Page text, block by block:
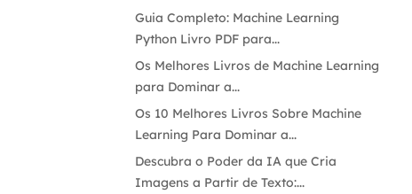
Guia Completo: Machine Learning
Python Livro PDF para...
Os Melhores Livros de Machine Learning
para Dominar a...
Os 10 Melhores Livros Sobre Machine
Learning Para Dominar a...
Descubra o Poder da IA que Cria
Imagens a Partir de Texto:...